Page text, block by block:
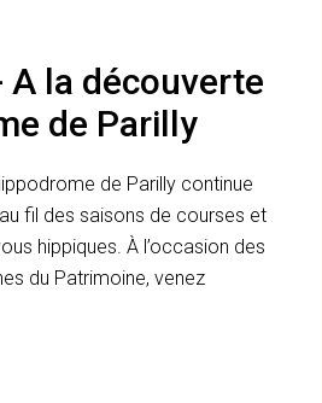
A la découverte
de Parilly
de Parilly continue
fil des saisons de courses et
hippiques. À l’occasion des
du Patrimoine, venez